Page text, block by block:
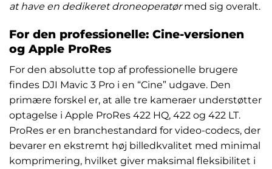
at have en dedikeret droneoperatørmed sig overalt.
For den professionelle: Cine-versionen
og Apple ProRes
For den absolutte top af professionelle brugere
findes DJI Mavic 3 Pro i en “Cine” udgave. Den
primære forskel er, at alle tre kameraer understøtter
optagelse i Apple ProRes 422 HQ, 422 og 422 LT.
ProRes er en branchestandard for video-codecs, der
bevarer en ekstremt høj billedkvalitet med minimal
komprimering, hvilket giver maksimal fleksibilitet i